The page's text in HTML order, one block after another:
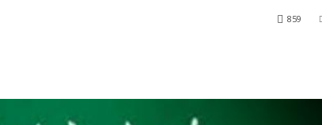
859